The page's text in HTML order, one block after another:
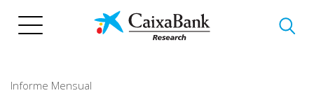
Informe Mensual